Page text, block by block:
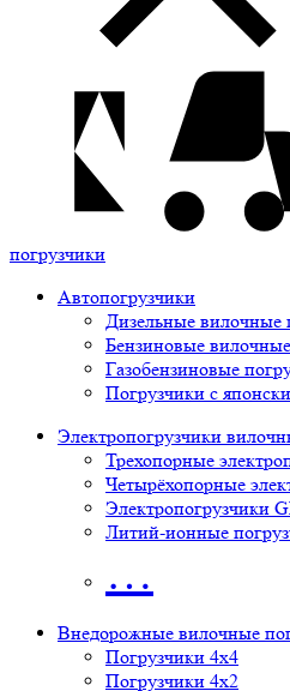
погрузчики
Автопогрузчики
Дизельные вилочные
Бензиновые
Газобензиновые
Погрузчики с
Электропогрузчики
Трехопорные
Четырёхопорные
Электропогрузчики
Литий-ионные
…
Внедорожные вилочные
Погрузчики 4х4
Погрузчики 4х2